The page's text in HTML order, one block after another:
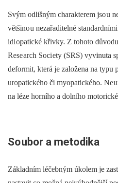
Svým odlišným charakterem jso u
většino u nezařaditelné
idi opatické křivky. Z tohoto
Rese arch Soci ety (SRS) vyvinuta
deformit, která je založena na typu
uropatického či myopatického. Ne
na léze horního a dolního
Soubor a metodika
Základním léčebným úkolem je